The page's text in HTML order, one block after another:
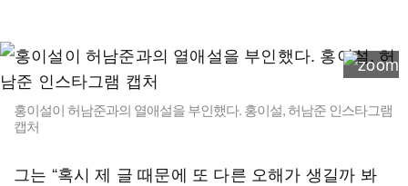
홍이설이 허남준과의 열애설을 부인했다. 홍이설, 허남준 인스타그램
캡처
그는 “혹시 제 글 때문에 또 다른 오해가 생길까 봐